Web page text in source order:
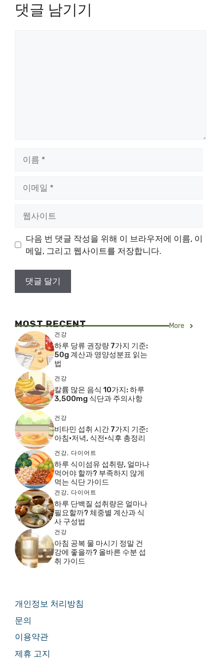
댓글 남기기
트
다음 번 댓글 작성을 위해 이 브라우저에 이름, 이
메일, 그리고 웹사이트를 저장합니다.
MOST RECENT More
건강
하루 당류 권장량 7가지 기준:
50g 계산과 영양성분표 읽는
법
건강
칼륨 많은 음식 10가지: 하루
3,500mg 식단과 주의사항
건강
비타민 섭취 시간 7가지 기준:
아침·저녁, 식전·식후 총정리
건강, 다이어트
하루 식이섬유 섭취량, 얼마나
먹어야 할까? 부족하지 않게
먹는 식단 가이드
건강, 다이어트
하루 단백질 섭취량은 얼마나
필요할까? 체중별 계산과 식
사 구성법
건강
아침 공복 물 마시기 정말 건
강에 좋을까? 올바른 수분 섭
취 가이드
개인정보 처리방침
문의
이용약관
제휴 고지